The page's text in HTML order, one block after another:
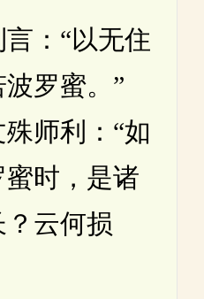
：“以无住
罗蜜。”
师利：“如
时，是诸
云何损